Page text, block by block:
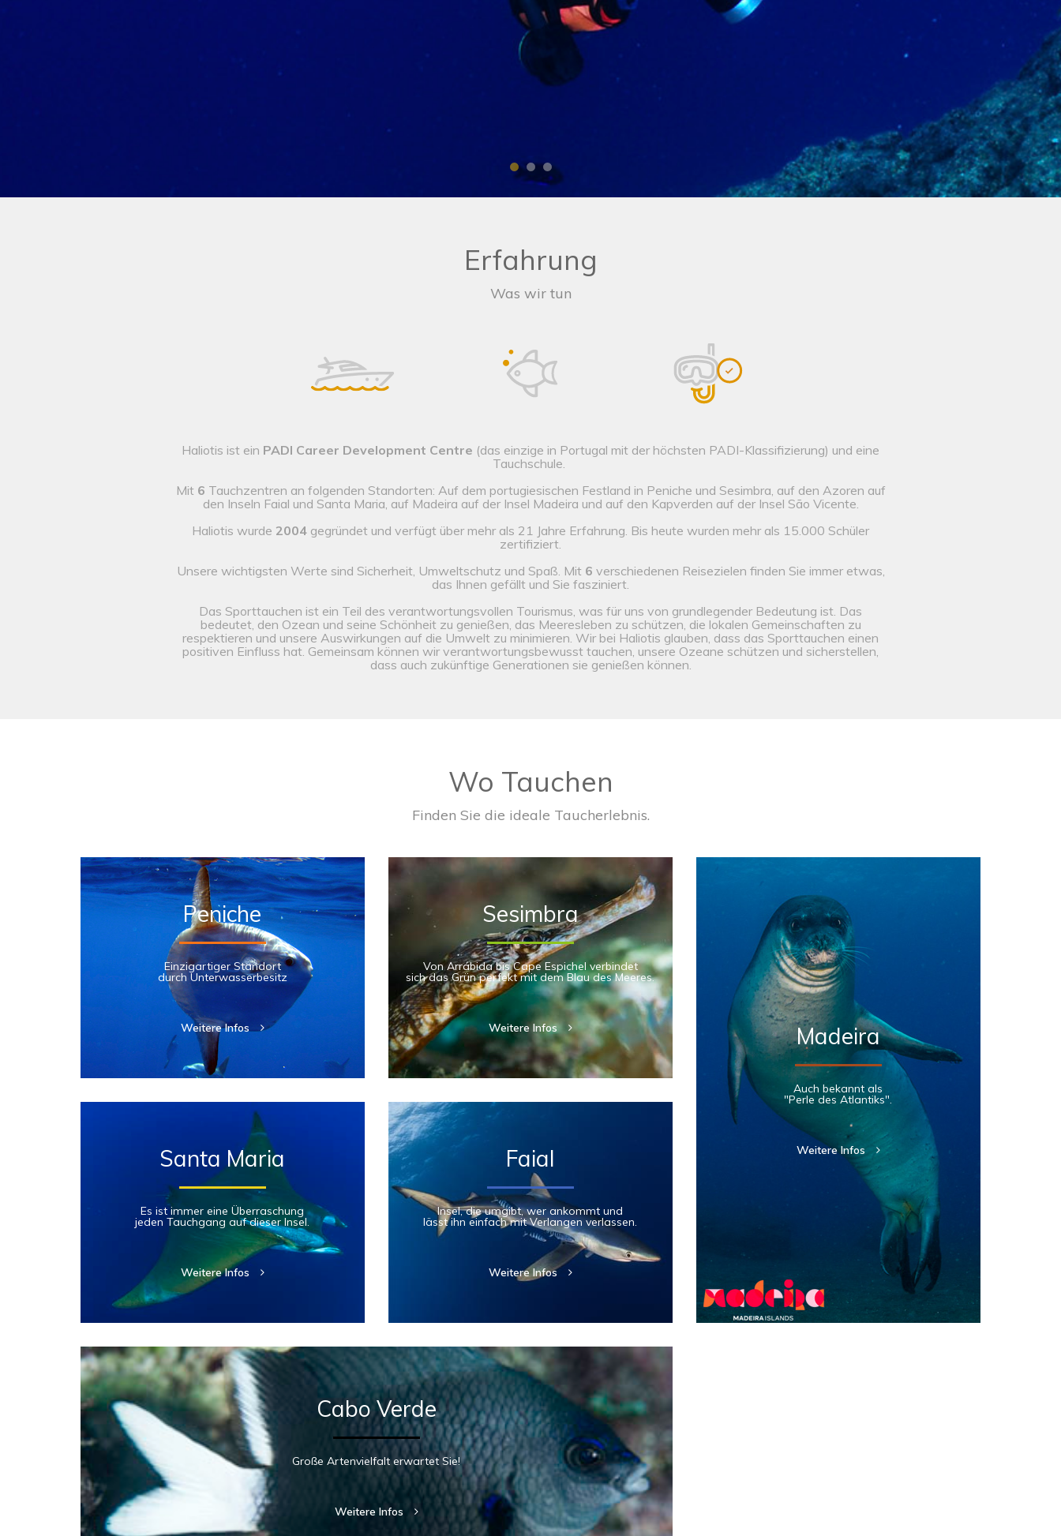
Erfahrung
Was wir tun
Haliotis ist ein PADI Career Development Centre (das einzige in Portugal mit der höchsten PADI-Klassifizierung) und eine
Tauchschule.
Mit 6 Tauchzentren an folgenden Standorten: Auf dem portugiesischen Festland in Peniche und Sesimbra, auf den Azoren auf
den Inseln Faial und Santa Maria, auf Madeira auf der Insel Madeira und auf den Kapverden auf der Insel São Vicente.
Haliotis wurde 2004 gegründet und verfügt über mehr als 21 Jahre Erfahrung. Bis heute wurden mehr als 15.000 Schüler
zertifiziert.
Unsere wichtigsten Werte sind Sicherheit, Umweltschutz und Spaß. Mit 6 verschiedenen Reisezielen finden Sie immer etwas,
das Ihnen gefällt und Sie fasziniert.
Das Sporttauchen ist ein Teil des verantwortungsvollen Tourismus, was für uns von grundlegender Bedeutung ist. Das
bedeutet, den Ozean und seine Schönheit zu genießen, das Meeresleben zu schützen, die lokalen Gemeinschaften zu
respektieren und unsere Auswirkungen auf die Umwelt zu minimieren. Wir bei Haliotis glauben, dass das Sporttauchen einen
positiven Einfluss hat. Gemeinsam können wir verantwortungsbewusst tauchen, unsere Ozeane schützen und sicherstellen,
dass auch zukünftige Generationen sie genießen können.
Wo Tauchen
Finden Sie die ideale Taucherlebnis.
Peniche
Einzigartiger Standort
durch Unterwasserbesitz
Weitere Infos
Sesimbra
Von Arrábida bis Cape Espichel verbindet
sich das Grün perfekt mit dem Blau des Meeres.
Weitere Infos Madeira
Auch bekannt als
"Perle des Atlantiks".
Weitere Infos
Santa Maria
Es ist immer eine Überraschung
jeden Tauchgang auf dieser Insel.
Weitere Infos
Faial
Insel, die umgibt, wer ankommt und
lässt ihn einfach mit Verlangen verlassen.
Weitere Infos
Cabo Verde
Große Artenvielfalt erwartet Sie!
Weitere Infos